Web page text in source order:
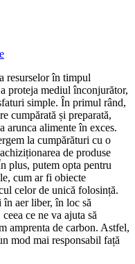
resurselor în timpul
proteja mediul înconjurător,
simple. În primul rând,
cumpărată și preparată,
arunca alimente în exces.
la cumpărături cu o
de produse
plus, putem opta pentru
cum ar fi obiecte
celor de unică folosință.
aer liber, în loc să
ce ne va ajuta să
amprenta de carbon. Astfel,
mod mai responsabil față